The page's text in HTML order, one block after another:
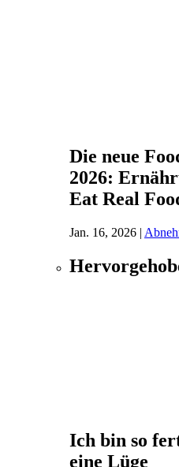
Die neue
2026:
Eat Real
Jan. 16, 2026 |
Ich bin so
eine Lüge